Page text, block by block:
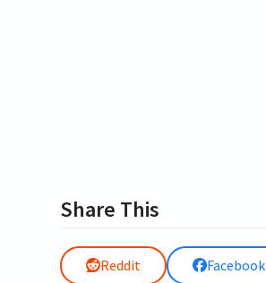
Share This
Reddit Facebook